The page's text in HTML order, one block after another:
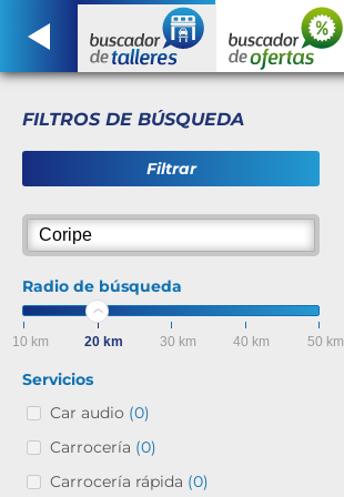
FILTROS DE BÚSQUEDA
Filtrar
Radio de búsqueda
10 km 20 km 30 km 40 km 50 km
Servicios
Car audio (0)
Carrocería (0)
Carrocería rápida (0)